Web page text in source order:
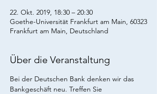
22. Okt. 2019, 18:30 – 20:30
Goethe-Universität Frankfurt am Main, 60323
Frankfurt am Main, Deutschland
Über die Veranstaltung
Bei der Deutschen Bank denken wir das
Bankgeschäft neu. Treffen Sie